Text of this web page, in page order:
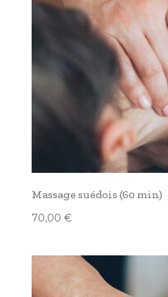
Massage suédois (60 min)
70,00 €